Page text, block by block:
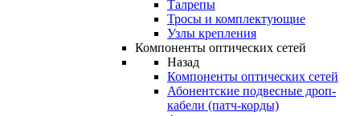
Талрепы
Тросы и комплектующие
Узлы крепления
Компоненты оптических сетей
Назад
Компоненты оптических сетей
Абонентские подвесные дроп-
кабели (патч-корды)